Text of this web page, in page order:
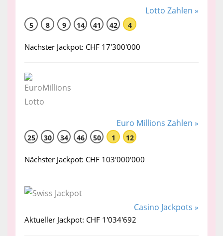
Lotto Zahlen »
5 8 9 14 41 42 4
Nächster Jackpot: CHF 17'300'000
Euro Millions Zahlen »
25 30 34 46 50 1 12
Nächster Jackpot: CHF 103'000'000
Casino Jackpots »
Aktueller Jackpot: CHF 1'034'692